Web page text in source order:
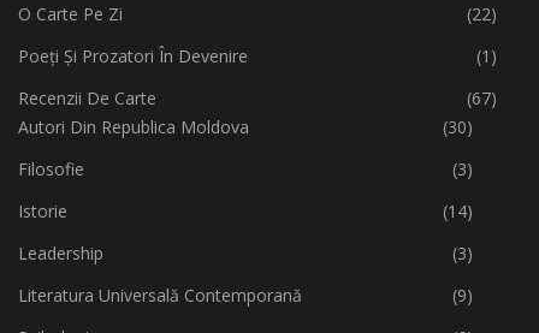
O Carte Pe Zi
(22)
Poeți Și Prozatori În Devenire
(1)
Recenzii De Carte
(67)
Autori Din Republica Moldova
(30)
Filosofie
(3)
Istorie
(14)
Leadership
(3)
Literatura Universală Contemporană
(9)